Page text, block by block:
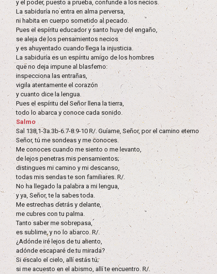
y el poder, puesto a prueba, confunde a los necios.
La sabiduría no entra en alma perversa,
ni habita en cuerpo sometido al pecado.
Pues el espíritu educador y santo huye del engaño,
se aleja de los pensamientos necios
y es ahuyentado cuando llega la injusticia.
La sabiduría es un espíritu amigo de los hombres
que no deja impune al blasfemo:
inspecciona las entrañas,
vigila atentamente el corazón
y cuanto dice la lengua.
Pues el espíritu del Señor llena la tierra,
todo lo abarca y conoce cada sonido.
Salmo
Sal 138,1-3a.3b-6.7-8.9-10 R/. Guíame, Señor, por el camino eterno
Señor, tú me sondeas y me conoces.
Me conoces cuando me siento o me levanto,
de lejos penetras mis pensamientos;
distingues mi camino y mi descanso,
todas mis sendas te son familiares. R/.
No ha llegado la palabra a mi lengua,
y ya, Señor, te la sabes toda.
Me estrechas detrás y delante,
me cubres con tu palma.
Tanto saber me sobrepasa,
es sublime, y no lo abarco. R/.
¿Adónde iré lejos de tu aliento,
adónde escaparé de tu mirada?
Si escalo el cielo, allí estás tú;
si me acuesto en el abismo, allí te encuentro. R/.